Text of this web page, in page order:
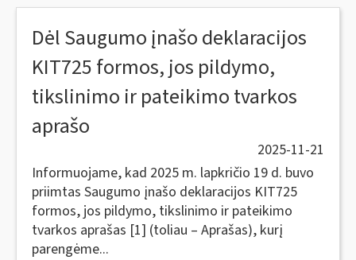
Dėl Saugumo įnašo deklaracijos
KIT725 formos, jos pildymo,
tikslinimo ir pateikimo tvarkos
aprašo
2025-11-21
Informuojame, kad 2025 m. lapkričio 19 d. buvo
priimtas Saugumo įnašo deklaracijos KIT725
formos, jos pildymo, tikslinimo ir pateikimo
tvarkos aprašas [1] (toliau – Aprašas), kurį
parengėme...